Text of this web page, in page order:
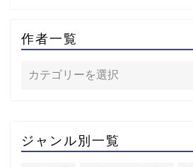
作者一覧
ジャンル別一覧